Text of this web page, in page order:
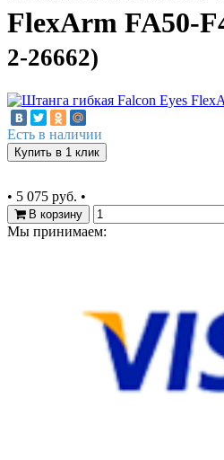
FlexArm FA50-
2-26662)
Есть в наличии
Купить в 1 клик
• 5 075 руб. •
В корзину
Мы принимаем: